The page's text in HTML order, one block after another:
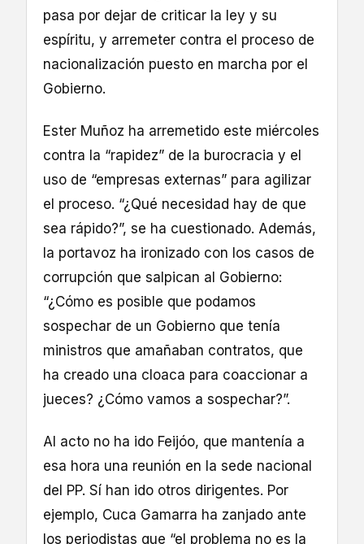
pasa por dejar de criticar la ley y su
espíritu, y arremeter contra el proceso de
nacionalización puesto en marcha por el
Gobierno.
Ester Muñoz ha arremetido este miércoles
contra la “rapidez” de la burocracia y el
uso de “empresas externas” para agilizar
el proceso. “¿Qué necesidad hay de que
sea rápido?”, se ha cuestionado. Además,
la portavoz ha ironizado con los casos de
corrupción que salpican al Gobierno:
“¿Cómo es posible que podamos
sospechar de un Gobierno que tenía
ministros que amañaban contratos, que
ha creado una cloaca para coaccionar a
jueces? ¿Cómo vamos a sospechar?”.
Al acto no ha ido Feijóo, que mantenía a
esa hora una reunión en la sede nacional
del PP. Sí han ido otros dirigentes. Por
ejemplo, Cuca Gamarra ha zanjado ante
los periodistas que “el problema no es la